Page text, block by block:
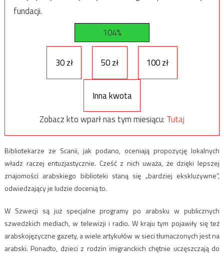
fundacji.
104%
30 zł 50 zł 100 zł
Inna kwota
Zobacz kto wparł nas tym miesiącu: Tutaj
Bibliotekarze ze Scanii, jak podano, oceniają propozycję lokalnych
władz raczej entuzjastycznie. Cześć z nich uważa, że dzięki lepszej
znajomości arabskiego biblioteki staną się „bardziej ekskluzywne”,
odwiedzający je ludzie docenią to.
W Szwecji są już specjalne programy po arabsku w publicznych
szwedzkich mediach, w telewizji i radio. W kraju tym pojawiły się też
arabskojęzyczne gazety, a wiele artykułów w sieci tłumaczonych jest na
arabski. Ponadto, dzieci z rodzin imigranckich chętnie uczęszczają do